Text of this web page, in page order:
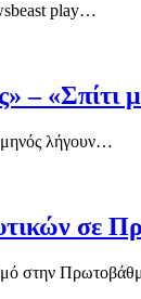
play…
– «Σπίτι
μηνός λήγουν…
σε
στην